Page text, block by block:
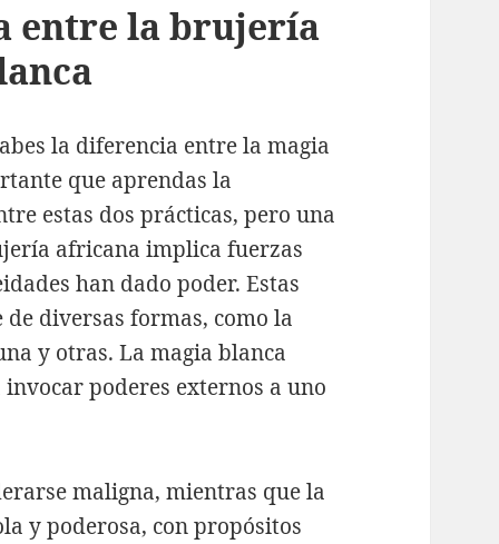
entre la brujería
la diferencia entre la magia
que aprendas la
estas dos prácticas, pero una
africana implica fuerzas
han dado poder. Estas
diversas formas, como la
y otras. La magia blanca
poderes externos a uno
maligna, mientras que la
y poderosa, con propósitos